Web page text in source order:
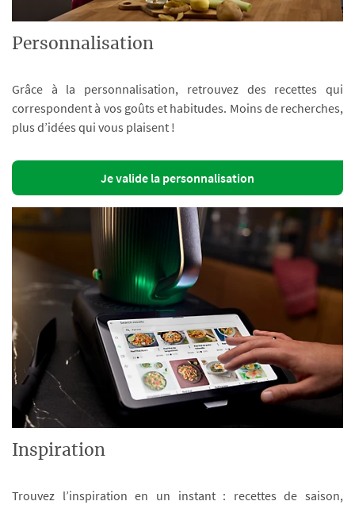
Personnalisation
Grâce à la personnalisation, retrouvez des recettes qui
correspondent à vos goûts et habitudes. Moins de recherches,
plus d’idées qui vous plaisent !
Je valide la personnalisation
Inspiration
Trouvez l’inspiration en un instant : recettes de saison,